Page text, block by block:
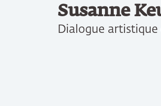
Susanne
Dialogue